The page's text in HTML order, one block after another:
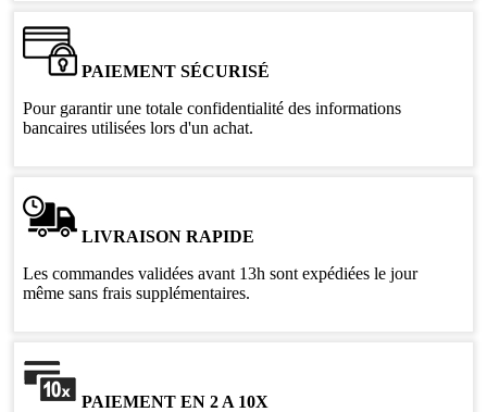
PAIEMENT SÉCURISÉ
Pour garantir une totale confidentialité des informations
bancaires utilisées lors d'un achat.
LIVRAISON RAPIDE
Les commandes validées avant 13h sont expédiées le jour
même sans frais supplémentaires.
PAIEMENT EN 2 A 10X